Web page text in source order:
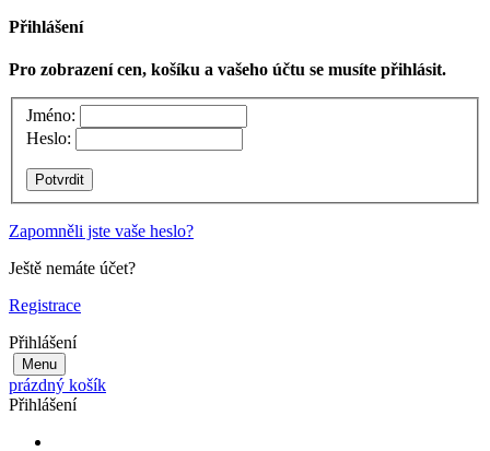
Přihlášení
Pro zobrazení cen, košíku a vašeho účtu se musíte přihlásit.
Jméno:
Heslo:
Zapomněli jste vaše heslo?
Ještě nemáte účet?
Registrace
Přihlášení
Menu
prázdný košík
Přihlášení